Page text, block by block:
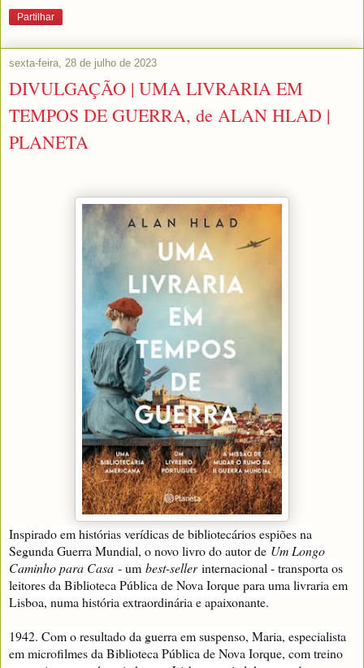
Partilhar
sexta-feira, 28 de julho de 2023
DIVULGAÇÃO | UMA LIVRARIA EM
TEMPOS DE GUERRA, de ALAN HLAD |
PLANETA
Inspirado em histórias verídicas de bibliotecários espiões na
Segunda Guerra Mundial, o novo livro do autor de Um Longo
Caminho para Casa - um best-seller internacional - transporta os
leitores da Biblioteca Pública de Nova Iorque para uma livraria em
Lisboa, numa história extraordinária e apaixonante.
1942. Com o resultado da guerra em suspenso, Maria, especialista
em microfilmes da Biblioteca Pública de Nova Iorque, com treino